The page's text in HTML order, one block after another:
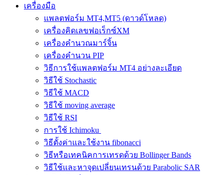
เครื่องมือ
แพลตฟอร์ม MT4,MT5 (ดาวด์โหลด)
เครื่องคิดเลขฟอเร็กซ์XM
เครื่องคำนวณมาร์จิ้น
เครื่องคำนวน PIP
วิธีการใช้แพลตฟอร์ม MT4 อย่างละเอียด
วิธีใช้ Stochastic
วิธีใช้ MACD
วิธีใช้ moving average
วิธีใช้ RSI
การใช้ Ichimoku
วิธีตั้งค่าและใช้งาน fibonacci
วิธีหรือเทคนิคการเทรดด้วย Bollinger Bands
วิธีใช้และหาจุดเปลี่ยนเทรนด้วย Parabolic SAR